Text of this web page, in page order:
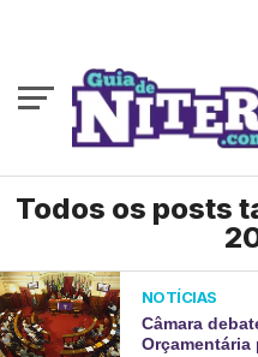
Todos os posts
NOTÍCIAS
Câmara
Orçamentária